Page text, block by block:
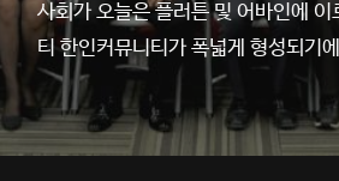
사회가 오늘은 플러튼 및 어바인에
티 한인커뮤니티가 폭넓게 형성되기